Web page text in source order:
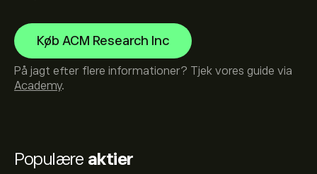
Populære aktier
Køb ACM Research Inc
På jagt efter flere informationer? Tjek vores guide via
Academy.